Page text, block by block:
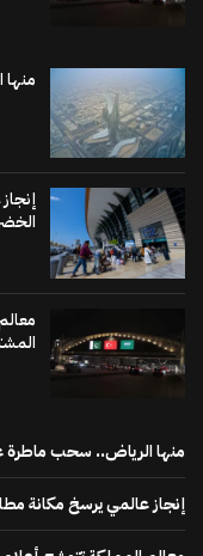
منها
منها الرياض.. سحب ماطرة على
إنجاز عالمي يرسخ مكانة